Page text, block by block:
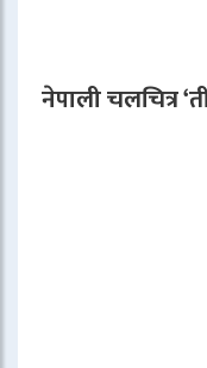
नेपाली चलचित्र